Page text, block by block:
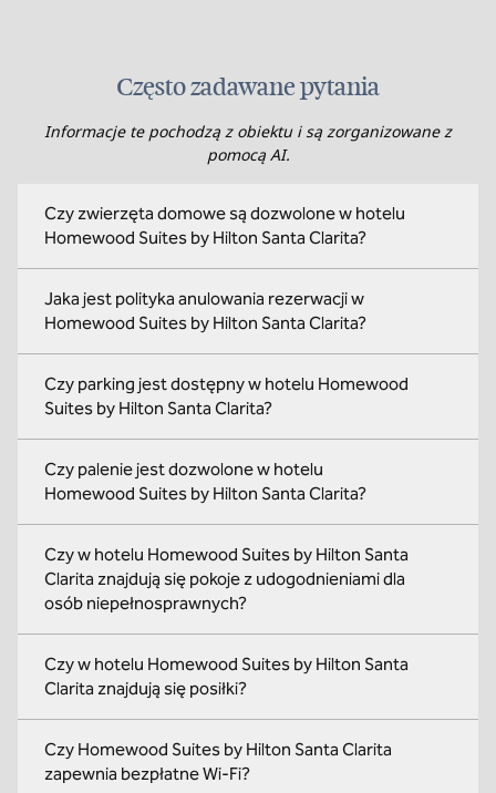
Często zadawane pytania
Informacje te pochodzą z obiektu i są zorganizowane z
pomocą AI.
Czy zwierzęta domowe są dozwolone w hotelu
Homewood Suites by Hilton Santa Clarita?
Jaka jest polityka anulowania rezerwacji w
Homewood Suites by Hilton Santa Clarita?
Czy parking jest dostępny w hotelu Homewood
Suites by Hilton Santa Clarita?
Czy palenie jest dozwolone w hotelu
Homewood Suites by Hilton Santa Clarita?
Czy w hotelu Homewood Suites by Hilton Santa
Clarita znajdują się pokoje z udogodnieniami dla
osób niepełnosprawnych?
Czy w hotelu Homewood Suites by Hilton Santa
Clarita znajdują się posiłki?
Czy Homewood Suites by Hilton Santa Clarita
zapewnia bezpłatne Wi-Fi?